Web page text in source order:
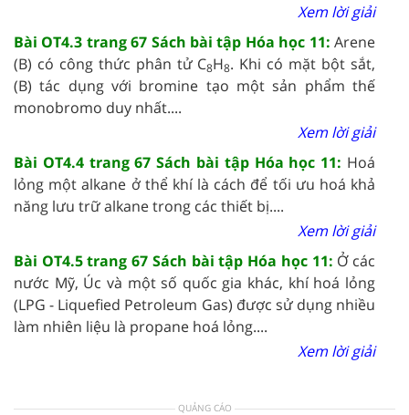
Xem lời giải
Bài OT4.3 trang 67 Sách bài tập Hóa học 11: Arene
(B) có công thức phân tử C8H8. Khi có mặt bột sắt,
(B) tác dụng với bromine tạo một sản phẩm thế
monobromo duy nhất....
Xem lời giải
Bài OT4.4 trang 67 Sách bài tập Hóa học 11: Hoá
lỏng một alkane ở thể khí là cách để tối ưu hoá khả
năng lưu trữ alkane trong các thiết bị....
Xem lời giải
Bài OT4.5 trang 67 Sách bài tập Hóa học 11: Ở các
nước Mỹ, Úc và một số quốc gia khác, khí hoá lỏng
(LPG - Liquefied Petroleum Gas) được sử dụng nhiều
làm nhiên liệu là propane hoá lỏng....
Xem lời giải
QUẢNG CÁO